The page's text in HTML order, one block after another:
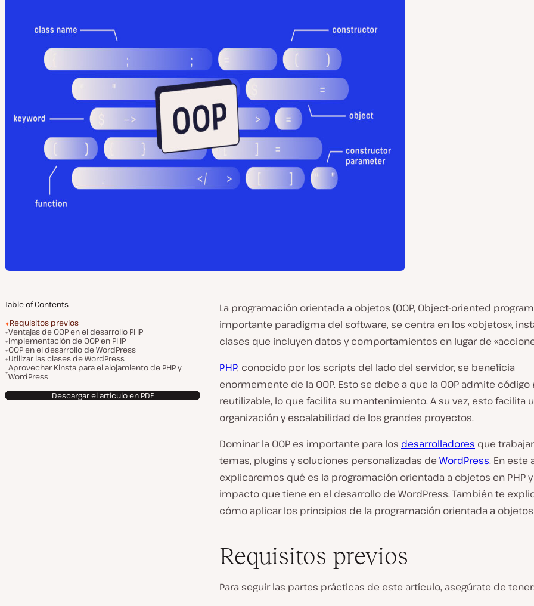
Table of Contents
Requisitos previos
Ventajas de OOP en el desarrollo PHP
Implementación de OOP en PHP
OOP en el desarrollo de WordPress
Utilizar las clases de WordPress
Aprovechar Kinsta para el alojamiento de PHP y
WordPress
Descargar el artículo en PDF
La programación orientada a objetos (OOP, Object-oriented
importante paradigma del software, se centra en los «objetos»,
clases que incluyen datos y comportamientos en lugar de
PHP, conocido por los scripts del lado del servidor, se beneficia
enormemente de la OOP. Esto se debe a que la OOP admite
reutilizable, lo que facilita su mantenimiento. A su vez, esto facilita
organización y escalabilidad de los grandes proyectos.
Dominar la OOP es importante para los desarrolladores que
temas, plugins y soluciones personalizadas de WordPress. En este
explicaremos qué es la programación orientada a objetos en PHP
impacto que tiene en el desarrollo de WordPress. También te
cómo aplicar los principios de la programación orientada a objetos
Requisitos previos
Para seguir las partes prácticas de este artículo, asegúrate de